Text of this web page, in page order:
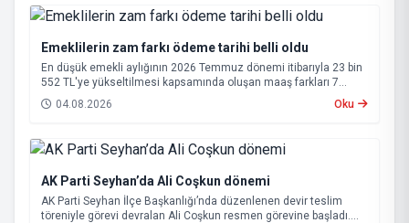
Emeklilerin zam farkı ödeme tarihi belli oldu
En düşük emekli aylığının 2026 Temmuz dönemi itibarıyla 23 bin
552 TL'ye yükseltilmesi kapsamında oluşan maaş farkları 7
Ağustos 2026 tarihinde hesaplara yatırılacak.
04.08.2026 Oku
AK Parti Seyhan’da Ali Coşkun dönemi
AK Parti Seyhan İlçe Başkanlığı’nda düzenlenen devir teslim
töreniyle görevi devralan Ali Coşkun resmen görevine başladı.